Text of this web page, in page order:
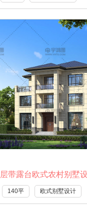
带露台欧式农村别墅
140平 欧式别墅设计